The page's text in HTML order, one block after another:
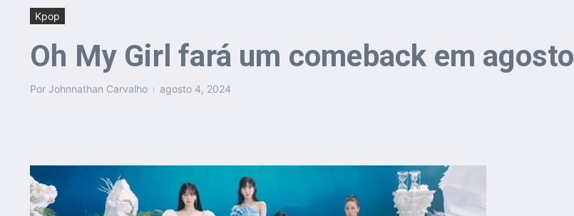
Kpop
Oh My Girl fará um comeback em agosto
Por Johnnathan Carvalho agosto 4, 2024